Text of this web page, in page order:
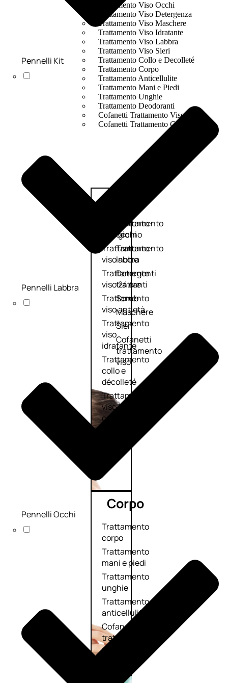
Trattamento Viso Occhi
Trattamento Viso Detergenza
Trattamento Viso Maschere
Trattamento Viso Idratante
Trattamento Viso Labbra
Trattamento Viso Sieri
Trattamento Collo e Decolleté
Trattamento Corpo
Trattamento Anticellulite
Trattamento Mani e Piedi
Trattamento Unghie
Trattamento Deodoranti
Cofanetti Trattamento Viso
Cofanetti Trattamento Corpo
Trattamento
viso giorno
Trattamento
viso notte
Trattamento
viso 24 ore
Trattamento
viso antietà
Trattamento
viso
idratante
Trattamento
collo e
décolleté
Trattamento
viso BB e CC
cream
Trattamento
occhi
Trattamento
labbra
Detergenti
trattanti
Scrub
Maschere
Sieri
Cofanetti
trattamento
viso
Corpo
Trattamento
corpo
Trattamento
mani e piedi
Trattamento
unghie
Trattamento
anticellulite
Cofanetti
trattamento
corpo
Pennelli Kit
Pennelli Labbra
Pennelli Occhi